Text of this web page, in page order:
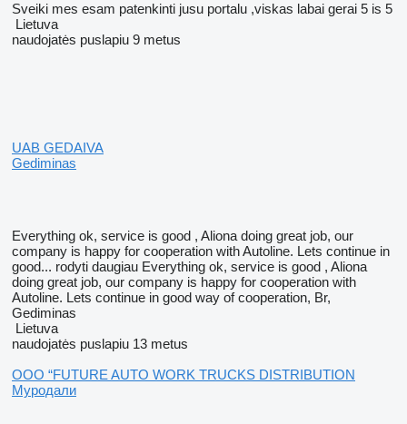
Sveiki mes esam patenkinti jusu portalu ,viskas labai gerai 5 is 5
Lietuva
naudojatės puslapiu 9 metus
UAB GEDAIVA
Gediminas
Everything ok, service is good , Aliona doing great job, our
company is happy for cooperation with Autoline. Lets continue in
good... rodyti daugiau Everything ok, service is good , Aliona
doing great job, our company is happy for cooperation with
Autoline. Lets continue in good way of cooperation, Br,
Gediminas
Lietuva
naudojatės puslapiu 13 metus
OOO “FUTURE AUTO WORK TRUCKS DISTRIBUTION
Муродали